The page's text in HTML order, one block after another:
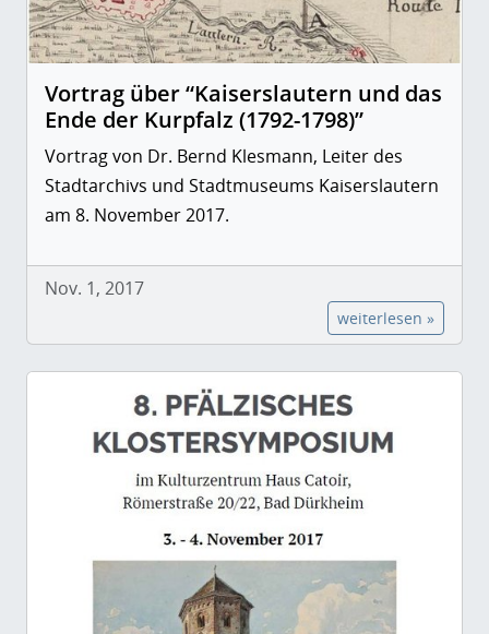
Vortrag über “Kaiserslautern und das
Ende der Kurpfalz (1792-1798)”
Vortrag von Dr. Bernd Klesmann, Leiter des
Stadtarchivs und Stadtmuseums Kaiserslautern
am 8. November 2017.
Nov. 1, 2017
weiterlesen »